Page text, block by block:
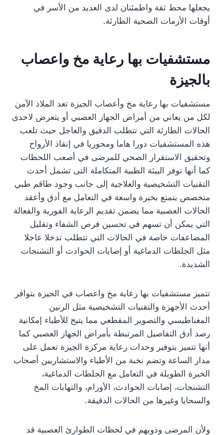
يجعلها محط ثقة واطمئنان لدى العديد من الأسر في
أوقات الأزمات الصحية الطارئة.
مستشفيات بها رعاية مخ واعصاب
بالجيزة
مستشفيات بها رعاية مخ وأعصاب الجيزة تعد الملاذ الآمن
لكل من يعاني من أمراض الجهاز العصبي أو يتعرض لاحدى
الحالات الطارئة التي تتطلب الدقيق والعاجل حيث تلعب
هذه المستشفيات دورا هاما ومحوريا في إنقاذ الأرواح
وتحقيق الاستقرار الصحي للمرضى في أصعب اللحظات
كما أنها توفر البيئة الطبية المتكاملة التى تشمل أحدث
التقنيات التشخيصية والعلاجية إلى جانب وجود طاقم طبي
متخصص يتمتع بخبرة واسعة في التعامل مع أدق وأعقد
الحالات العصبية مما يضمن تقديم الرعاية الفورية والفعالة
التي يمكن أن تسهم في تحسين فرص الشفاء وتقليل
المضاعفات خاصة في الحالات التي تتطلب تدخلا عاجلا
مثل الجلطات الدماغية أو إصابات الحوادث أو التشنجات
الشديدة.
تتميز مستشفيات بها رعاية مخ واعصاب في الجيزة بتوافر
أحدث الأجهزة والتقنيات التشخيصية مثل الرنين
المغناطيسي والتصوير المقطعي مما يتيح للأطباء إمكانية
رصد أدق التفاصيل المرتبطة بأمراض الجهاز العصبي كما
أنها تتميز بتوفير وحدات رعاية مركزة الجيزة تعمل على
مدار الساعة وتضم نخبة من الأطباء والاستشاريين أصحاب
الخبرة الطويلة في التعامل مع الجلطات الدماغية،
التشنجات، إصابات الحوادث، الأورام، والتهابات المخ
والسحايا وغيرها من الحالات الدقيقة.
ولأن المرضى وذويهم في لحظات الطوارئ العصبية قد